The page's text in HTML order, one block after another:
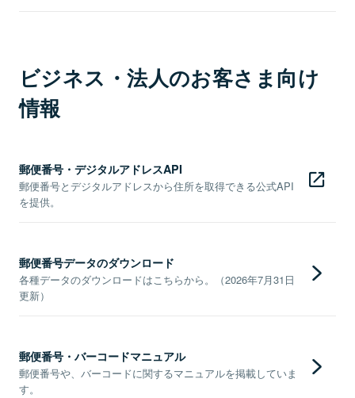
ビジネス・法人のお客さま向け
情報
郵便番号・デジタルアドレスAPI
郵便番号とデジタルアドレスから住所を取得できる公式API
を提供。
郵便番号データのダウンロード
各種データのダウンロードはこちらから。（2026年7月31日
更新）
郵便番号・バーコードマニュアル
郵便番号や、バーコードに関するマニュアルを掲載していま
す。